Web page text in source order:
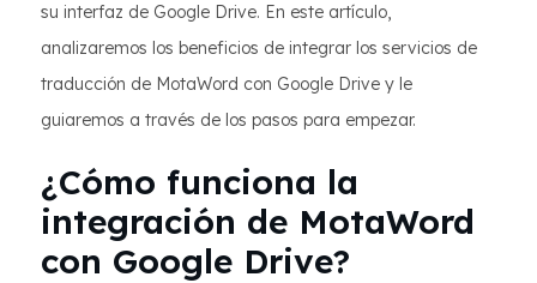
su interfaz de Google Drive. En este artículo,
analizaremos los beneficios de integrar los servicios de
traducción de MotaWord con Google Drive y le
guiaremos a través de los pasos para empezar.
¿Cómo funciona la
integración de MotaWord
con Google Drive?